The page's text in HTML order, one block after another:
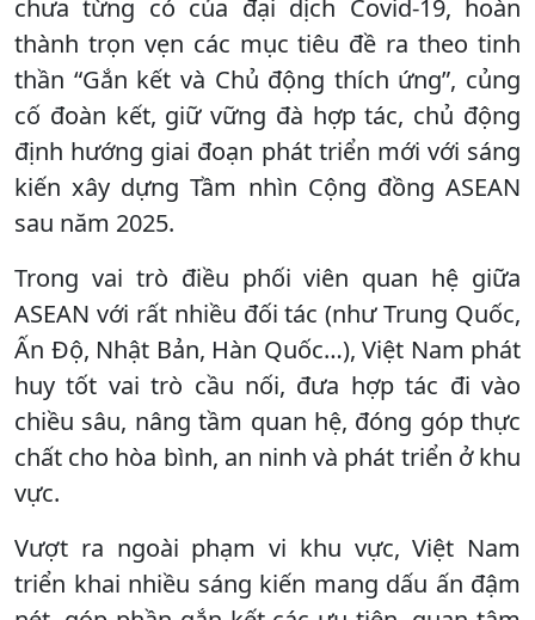
chưa từng có của đại dịch Covid-19, hoàn
thành trọn vẹn các mục tiêu đề ra theo tinh
thần “Gắn kết và Chủ động thích ứng”, củng
cố đoàn kết, giữ vững đà hợp tác, chủ động
định hướng giai đoạn phát triển mới với sáng
kiến xây dựng Tầm nhìn Cộng đồng ASEAN
sau năm 2025.
Trong vai trò điều phối viên quan hệ giữa
ASEAN với rất nhiều đối tác (như Trung Quốc,
Ấn Độ, Nhật Bản, Hàn Quốc…), Việt Nam phát
huy tốt vai trò cầu nối, đưa hợp tác đi vào
chiều sâu, nâng tầm quan hệ, đóng góp thực
chất cho hòa bình, an ninh và phát triển ở khu
vực.
Vượt ra ngoài phạm vi khu vực, Việt Nam
triển khai nhiều sáng kiến mang dấu ấn đậm